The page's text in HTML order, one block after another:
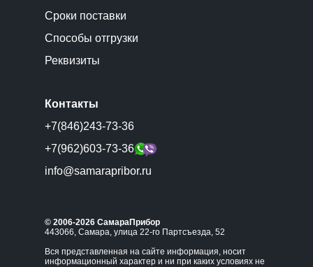
Сроки поставки
Способы отгрузки
Реквизиты
Контакты
+7(846)243-73-36
+7(962)603-73-36
info@samarapribor.ru
© 2006-2026 СамараПрибор
443066, Самара, улица 22-го Партсъезда, 52
Вся представленная на сайте информация, носит
информационный характер и ни при каких условиях не